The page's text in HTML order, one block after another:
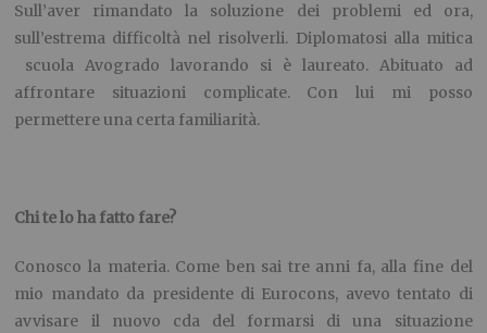
Sull’aver rimandato la soluzione dei problemi ed ora,
sull’estrema difficoltà nel risolverli. Diplomatosi alla mitica
scuola Avogrado lavorando si è laureato. Abituato ad
affrontare situazioni complicate. Con lui mi posso
permettere una certa familiarità.
Chi te lo ha fatto fare?
Conosco la materia. Come ben sai tre anni fa, alla fine del
mio mandato da presidente di Eurocons, avevo tentato di
avvisare il nuovo cda del formarsi di una situazione